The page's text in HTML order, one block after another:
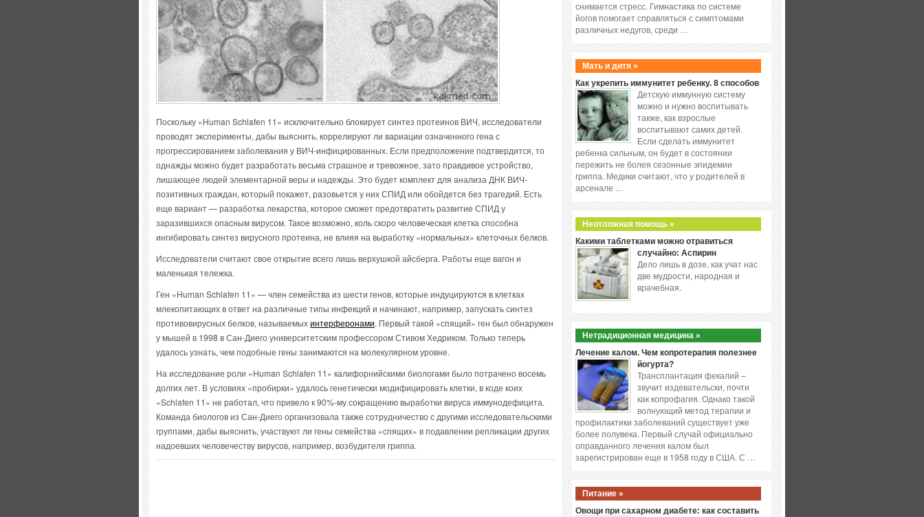
Поскольку «Human Schlafen 11» исключительно блокирует синтез протеинов ВИЧ, исследователи
проводят эксперименты, дабы выяснить, коррелируют ли вариации означенного гена с
прогрессированием заболевания у ВИЧ-инфицированных. Если предположение подтвердится, то
однажды можно будет разработать весьма страшное и тревожное, зато правдивое устройство,
лишающее людей элементарной веры и надежды. Это будет комплект для анализа ДНК ВИЧ-
позитивных граждан, который покажет, разовьется у них СПИД или обойдется без трагедий. Есть
еще вариант — разработка лекарства, которое сможет предотвратить развитие СПИД у
заразившихся опасным вирусом. Такое возможно, коль скоро человеческая клетка способна
ингибировать синтез вирусного протеина, не влияя на выработку «нормальных» клеточных белков.
Исследователи считают свое открытие всего лишь верхушкой айсберга. Работы еще вагон и
маленькая тележка.
Ген «Human Schlafen 11» — член семейства из шести генов, которые индуцируются в клетках
млекопитающих в ответ на различные типы инфекций и начинают, например, запускать синтез
противовирусных белков, называемыхинтерферонами. Первый такой «спящий» ген был обнаружен
у мышей в 1998 в Сан-Диего университетским профессором Стивом Хедриком. Только теперь
удалось узнать, чем подобные гены занимаются на молекулярном уровне.
На исследование роли «Human Schlafen 11» калифорнийскими биологами было потрачено восемь
долгих лет. В условиях «пробирки» удалось генетически модифицировать клетки, в коде коих
«Schlafen 11» не работал, что привело к 90%-му сокращению выработки вируса иммунодефицита.
Команда биологов из Сан-Диего организовала также сотрудничество с другими исследовательскими
группами, дабы выяснить, участвуют ли гены семейства «спящих» в подавлении репликации других
надоевших человечеству вирусов, например, возбудителя гриппа.
снимается стресс. Гимнастика по системе
йогов помогает справляться с симптомами
различных недугов, среди …
Мать и дитя »
Как укрепить иммунитет ребенку. 8 способов
Детскую иммунную систему
можно и нужно воспитывать
также, как взрослые
воспитывают самих детей.
Если сделать иммунитет
ребенка сильным, он будет в состоянии
пережить не болея сезонные эпидемии
гриппа. Медики считают, что у родителей в
арсенале …
Неотложная помощь »
Какими таблетками можно отравиться
случайно: Аспирин
Дело лишь в дозе, как учат нас
две мудрости, народная и
врачебная.
Нетрадиционная медицина »
Лечение калом. Чем копротерапия полезнее
йогурта?
Трансплантация фекалий –
звучит издевательски, почти
как копрофагия. Однако такой
волнующий метод терапии и
профилактики заболеваний существует уже
более полувека. Первый случай официально
оправданного лечения калом был
зарегистрирован еще в 1958 году в США. С …
Питание »
Овощи при сахарном диабете: как составить